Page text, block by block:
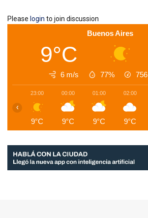
Please login to join discussion
Buenos Aires
9°C
6 m/s 77% 756
23:00
9°C
00:00
9°C
01:00
9°C
02:00
9°C
‹